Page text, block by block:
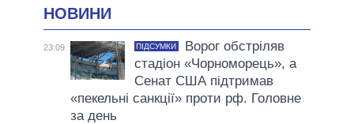
НОВИНИ
23:09 ПІДСУМКИ
Ворог обстріляв
стадіон «Чорноморець», а
Сенат США підтримав
«пекельні санкції» проти рф. Головне
за день